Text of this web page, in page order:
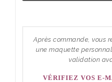
Après commande, vous
une maquette
validation
VÉRIFIEZ VOS E-